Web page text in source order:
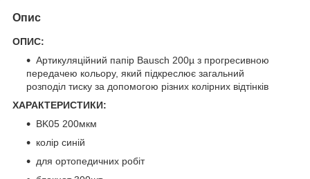
Опис
ОПИС:
Артикуляційний папір Bausch 200µ з прогресивною
передачею кольору, який підкреслює загальний
розподіл тиску за допомогою різних колірних відтінків
ХАРАКТЕРИСТИКИ:
BK05 200мкм
колір синій
для ортопедичних робіт